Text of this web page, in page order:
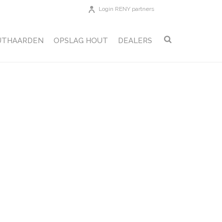
Login RENY partners
OPSLAG HOUT DEALERS